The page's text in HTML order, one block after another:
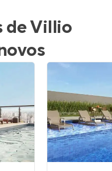
de Villio